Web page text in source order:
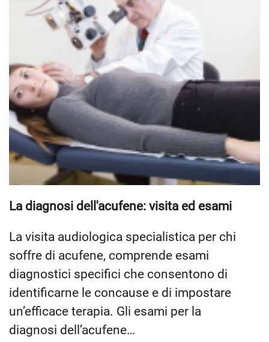
La diagnosi dell'acufene: visita ed esami
La visita audiologica specialistica per chi
soffre di acufene, comprende esami
diagnostici specifici che consentono di
identificarne le concause e di impostare
un’efficace terapia. Gli esami per la
diagnosi dell’acufene…